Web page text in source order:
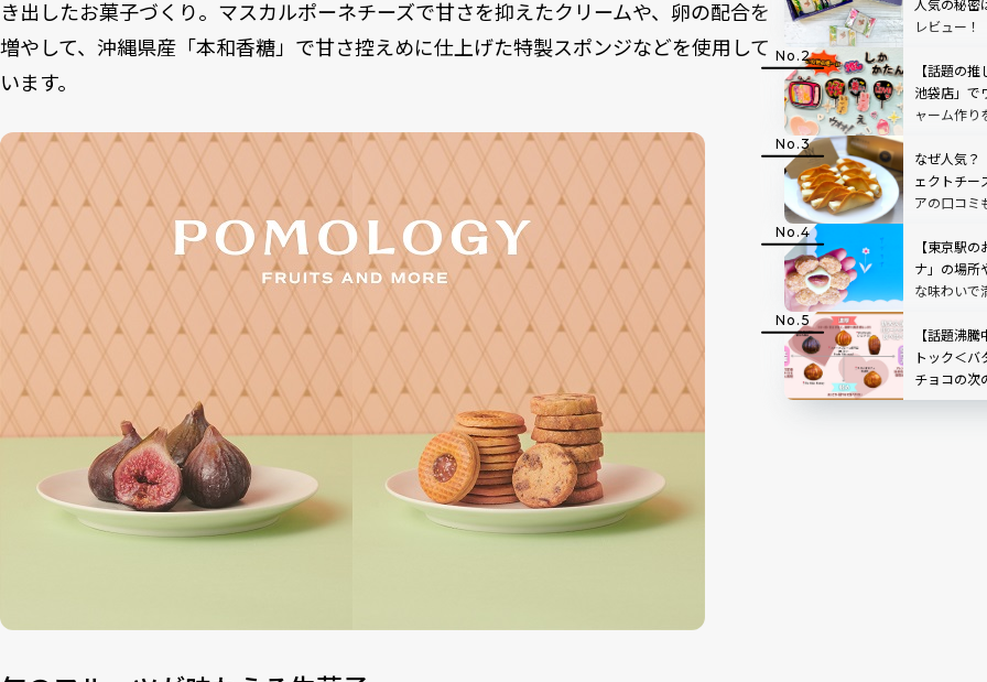
き出したお菓子づくり。マスカルポーネチーズで甘さを抑えたクリームや、卵の配合を
増やして、沖縄県産「本和香糖」で甘さ控えめに仕上げた特製スポンジなどを使用して
います。
レビュー！
【話題の
池袋店」で
ャーム作り
人も夢中
なぜ人気？
ェクトチー
アの口コミ
【東京駅
ナ」の場所
な味わいで
【話題沸
トック＜バ
チョコの次
レ！？王道